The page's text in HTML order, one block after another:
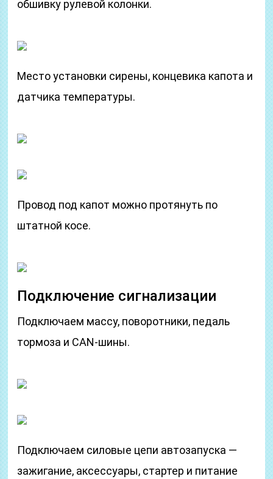
обшивку рулевой колонки.
Место установки сирены, концевика капота и
датчика температуры.
Провод под капот можно протянуть по
штатной косе.
Подключение сигнализации
Подключаем массу, поворотники, педаль
тормоза и CAN-шины.
Подключаем силовые цепи автозапуска —
зажигание, аксессуары, стартер и питание